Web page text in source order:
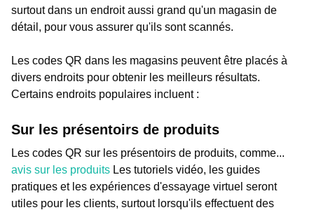
surtout dans un endroit aussi grand qu'un magasin de
détail, pour vous assurer qu'ils sont scannés.
Les codes QR dans les magasins peuvent être placés à
divers endroits pour obtenir les meilleurs résultats.
Certains endroits populaires incluent :
Sur les présentoirs de produits
Les codes QR sur les présentoirs de produits, comme...
avis sur les produits Les tutoriels vidéo, les guides
pratiques et les expériences d'essayage virtuel seront
utiles pour les clients, surtout lorsqu'ils effectuent des